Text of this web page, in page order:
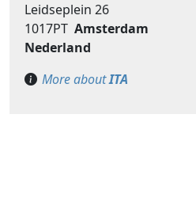
Leidseplein 26
1017PT Amsterdam
Nederland
More aboutITA